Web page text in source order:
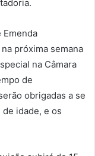
Emenda
próxima semana
na Câmara
de
obrigadas a se
idade, e os